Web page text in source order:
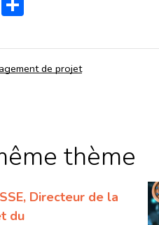
de projet
thème
Directeur de la
du